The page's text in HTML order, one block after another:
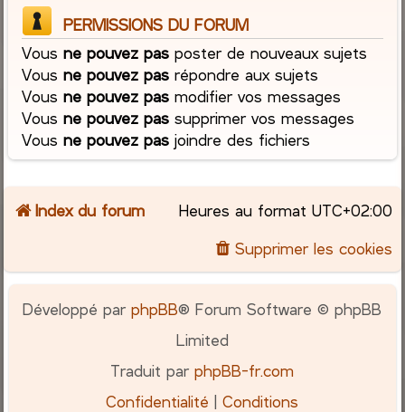
PERMISSIONS DU FORUM
Vousne pouvez pas poster de nouveaux sujets
Vousne pouvez pas répondre aux sujets
Vousne pouvez pas modifier vos messages
Vousne pouvez pas supprimer vos messages
Vousne pouvez pas joindre des fichiers
Index du forum Heures au format UTC+02:00
Supprimer les cookies
Développé parphpBB® Forum Software © phpBB
Limited
Traduit parphpBB-fr.com
Confidentialité |Conditions